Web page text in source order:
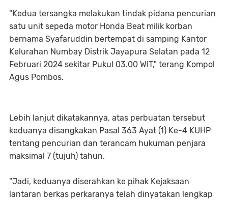
"Kedua tersangka melakukan tindak pidana pencurian
satu unit sepeda motor Honda Beat milik korban
bernama Syafaruddin bertempat di samping Kantor
Kelurahan Numbay Distrik Jayapura Selatan pada 12
Februari 2024 sekitar Pukul 03.00 WIT," terang Kompol
Agus Pombos.
Lebih lanjut dikatakannya, atas perbuatan tersebut
keduanya disangkakan Pasal 363 Ayat (1) Ke-4 KUHP
tentang pencurian dan terancam hukuman penjara
maksimal 7 (tujuh) tahun.
"Jadi, keduanya diserahkan ke pihak Kejaksaan
lantaran berkas perkaranya telah dinyatakan lengkap